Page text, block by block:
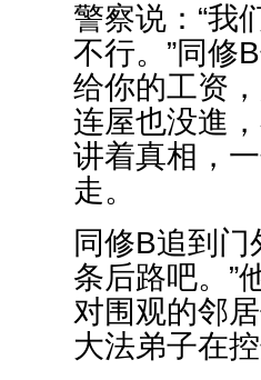
警察说：“我
不行。”同修
给你的工资
连屋也没進
讲着真相，
走。
同修B追到
条后路吧。”
对围观的邻
大法弟子在